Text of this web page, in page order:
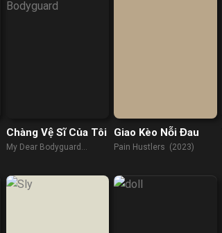
Chàng Vệ Sĩ Của Tôi
My Dear Bodyguard
Giao Kèo Nỗi Đau
Pain Hustlers (2023)